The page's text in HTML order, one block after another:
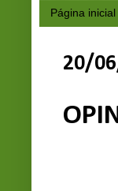
Página inicial
20/